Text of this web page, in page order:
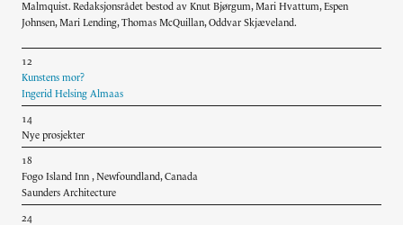
Malmquist. Redaksjonsrådet bestod av Knut Bjørgum, Mari Hvattum, Espen
Johnsen, Mari Lending, Thomas McQuillan, Oddvar Skjæveland.
12
Kunstens mor?
Ingerid Helsing Almaas
14
Nye prosjekter
18
Fogo Island Inn , Newfoundland, Canada
Saunders Architecture
24